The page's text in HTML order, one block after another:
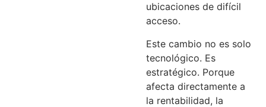
ubicaciones de difícil
acceso.
Este cambio no es solo
tecnológico. Es
estratégico. Porque
afecta directamente a
la rentabilidad, la